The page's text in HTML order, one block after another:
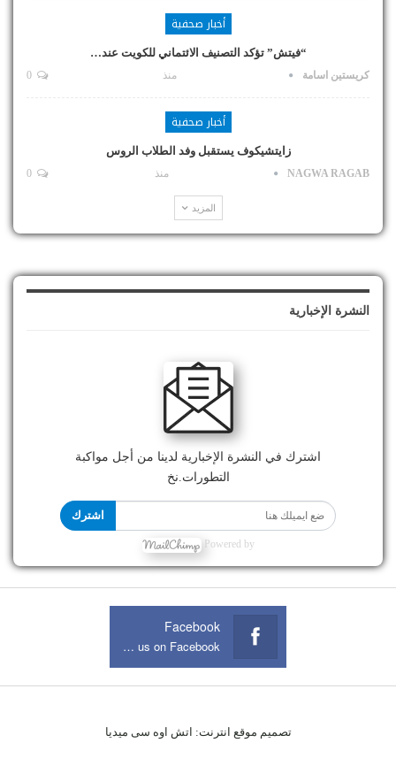
أخبار صحفية
“فيتش” تؤكد التصنيف الائتماني للكويت عند…
كريستين اسامة منذ
أخبار صحفية
زايتشيكوف يستقبل وفد الطلاب الروس
NAGWA RAGAB منذ
المزيد
النشرة الإخبارية
اشترك في النشرة الإخبارية لدينا من أجل مواكبة
التطورات.نخ
اشترك
Powered by
Facebook
Join us on Facebook
تصميم موقع انترنت: اتش اوه سى ميديا